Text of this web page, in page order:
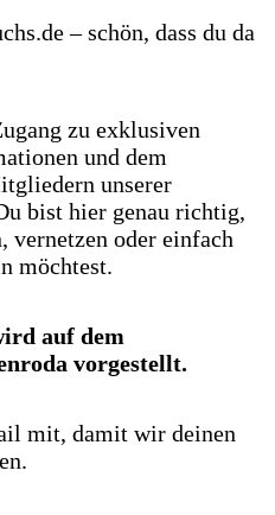
– schön, dass du da
zu exklusiven
und dem
unserer
bist hier genau richtig,
vernetzen oder einfach
möchtest.
auf dem
vorgestellt.
mit, damit wir deinen